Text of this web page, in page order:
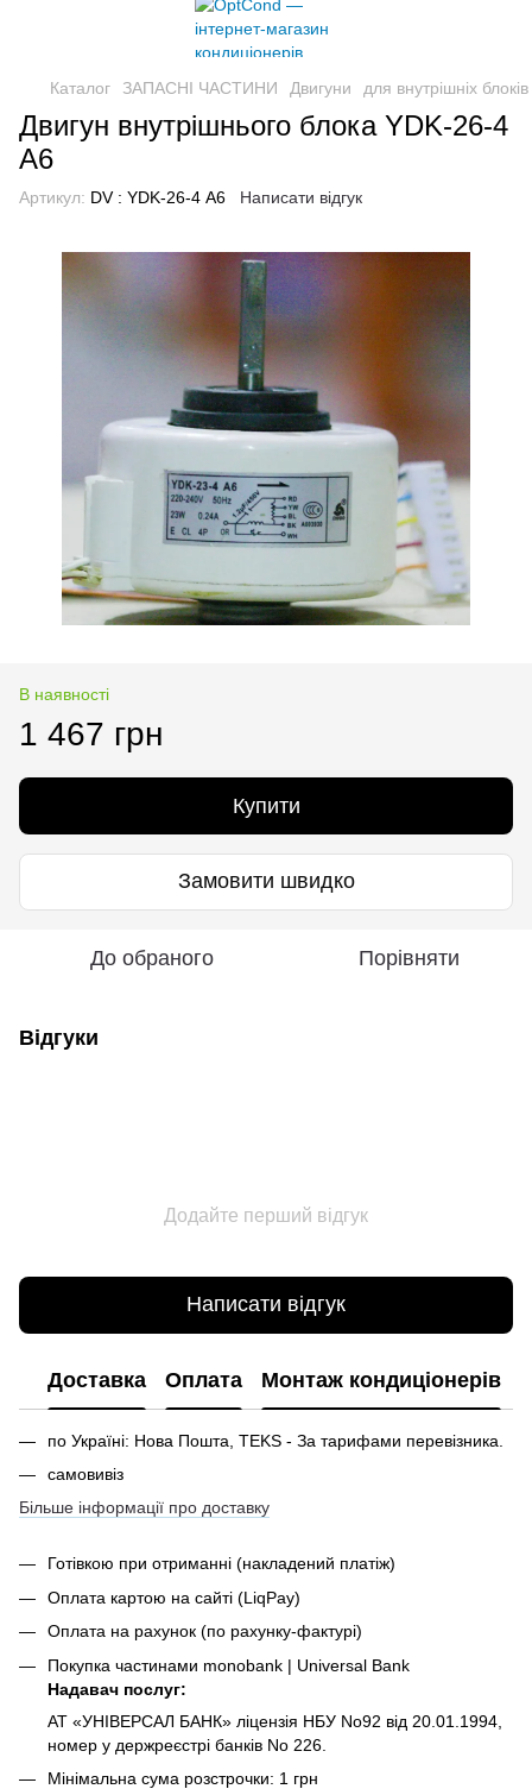
Каталог ЗАПАСНІ ЧАСТИНИ Двигуни для внутрішніх блоків
Двигун внутрішнього блока YDK-26-4
А6
Артикул: DV : YDK-26-4 А6 Написати відгук
В наявності
1 467 грн
Купити
Замовити швидко
До обраного Порівняти
Відгуки
Додайте перший відгук
Написати відгук
Доставка Оплата Монтаж кондиціонерів
по Україні: Нова Пошта, TEKS - За тарифами перевізника.
самовивіз
Більше інформації про доставку
Готівкою при отриманні (накладений платіж)
Оплата картою на сайті (LiqPay)
Оплата на рахунок (по рахунку-фактурі)
Покупка частинами monobank | Universal Bank
Надавач послуг:
АТ «УНІВЕРСАЛ БАНК» ліцензія НБУ No92 від 20.01.1994,
номер у держреєстрі банків No 226.
Мінімальна сума розстрочки: 1 грн